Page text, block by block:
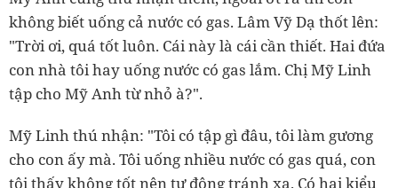
không biết uống cả nước có gas. Lâm Vỹ Dạ thốt lên:
"Trời ơi, quá tốt luôn. Cái này là cái cần thiết. Hai đứa
con nhà tôi hay uống nước có gas lắm. Chị Mỹ Linh
tập cho Mỹ Anh từ nhỏ à?".
Mỹ Linh thú nhận: "Tôi có tập gì đâu, tôi làm gương
cho con ấy mà. Tôi uống nhiều nước có gas quá, con
tôi thấy không tốt nên tự động tránh xa. Có hai kiểu